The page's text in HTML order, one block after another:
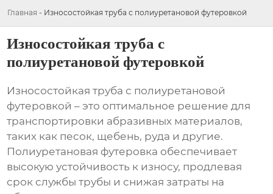
Главная - Износостойкая труба с полиуретановой футеровкой
Износостойкая труба с
полиуретановой футеровкой
Износостойкая труба с полиуретановой
футеровкой – это оптимальное решение для
транспортировки абразивных материалов,
таких как песок, щебень, руда и другие.
Полиуретановая футеровка обеспечивает
высокую устойчивость к износу, продлевая
срок службы трубы и снижая затраты на